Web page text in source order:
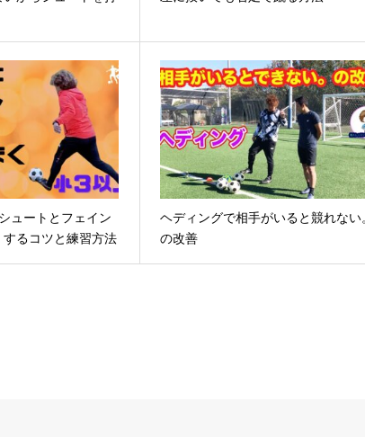
ュートとフェイン
するコツと練習方法
ヘディングで相手がいると競れない
の改善